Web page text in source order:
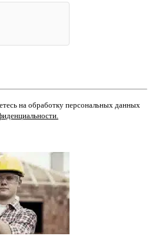
на обработку персональных данных
.